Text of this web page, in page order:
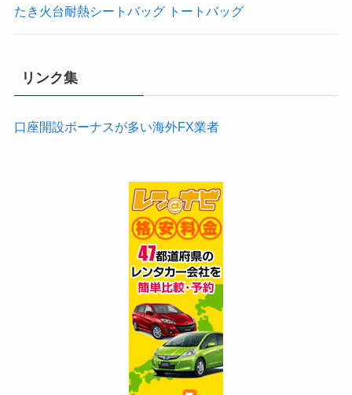
たき火台耐熱シートバッグ トートバッグ
リンク集
口座開設ボーナスが多い海外FX業者